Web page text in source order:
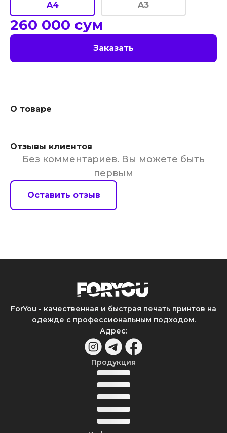
A4
A3
260 000 сум
Заказать
О товаре
Отзывы клиентов
Без комментариев. Вы можете быть
первым
Оставить отзыв
ForYou - качественная и быстрая печать принтов на
одежде с профессиональным подходом.
Адрес:
Продукция